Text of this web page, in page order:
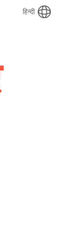
हिन्दी